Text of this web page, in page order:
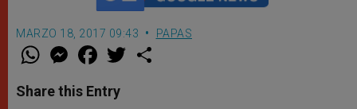
MARZO 18, 2017 09:43 PAPAS
W
t
s
M
e
s
e
F
a
e
b
w
Share this Entry